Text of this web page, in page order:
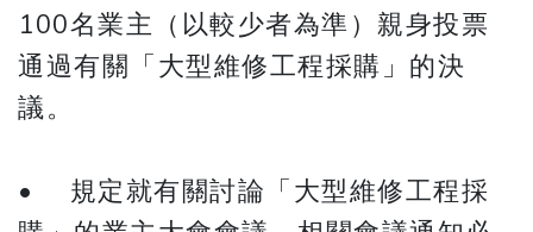
100名業主（以較少者為準）親身投票
通過有關「大型維修工程採購」的決
議。
• 規定就有關討論「大型維修工程採